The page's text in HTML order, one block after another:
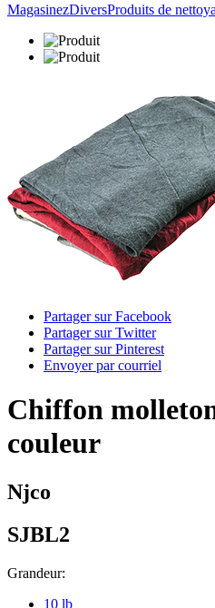
MagasinezDiversProduits de
Partager sur Facebook
Partager sur Twitter
Partager sur Pinterest
Envoyer par courriel
Chiffon
couleur
Njco
SJBL2
Grandeur:
10 lb